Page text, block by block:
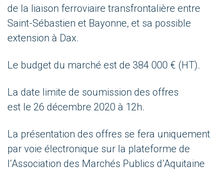
de la liaison ferroviaire transfrontalière entre
Saint-Sébastien et Bayonne, et sa possible
extension à Dax.
Le budget du marché est de 384 000 € (HT).
La date limite de soumission des offres
est le 26 décembre 2020 à 12h.
La présentation des offres se fera uniquement
par voie électronique sur la plateforme de
l’Association des Marchés Publics d’Aquitaine